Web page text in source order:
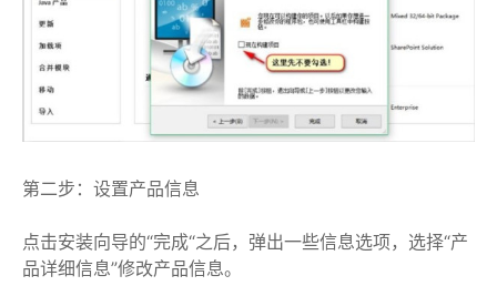
第二步：设置产品信息
点击安装向导的“完成“之后，弹出一些信息选项，选择“产
品详细信息”修改产品信息。